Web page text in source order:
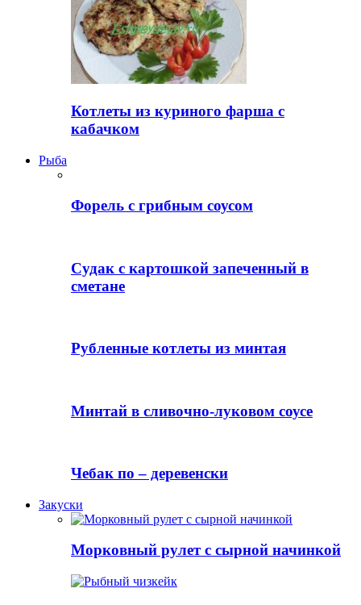
Котлеты из куриного фарша с
кабачком
Рыба
Форель с грибным соусом
Судак с картошкой запеченный в
сметане
Рубленные котлеты из минтая
Минтай в сливочно-луковом соусе
Чебак по – деревенски
Закуски
Морковный рулет с сырной начинкой